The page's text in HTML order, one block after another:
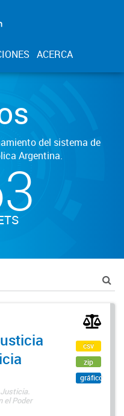
ACERCA
del sistema de
Argentina.
el Poder
csv
zip
gráfico